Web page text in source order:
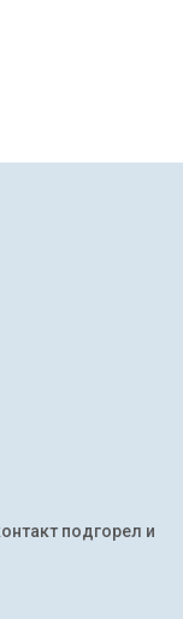
подгорел и